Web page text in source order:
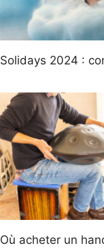
Solidays 2024 :
Où acheter un